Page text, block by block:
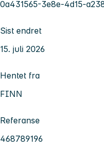
0a431565-3e8e-4d15-
Sist endret
15. juli 2026
Hentet fra
FINN
Referanse
468789196